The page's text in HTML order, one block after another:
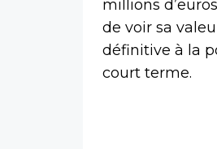
millions
de voir sa
définitive à la
court terme.